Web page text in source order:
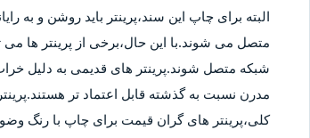
متصل می شوند.با این حال،برخی از پرینتر ها
شبکه متصل شوند.پرینتر های قدیمی به دلیل
مدرن نسبت به گذشته قابل اعتماد تر
کلی،پرینتر های گران قیمت برای چاپ با رنگ